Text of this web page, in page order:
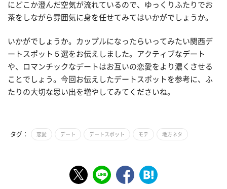
にどこか澄んだ空気が流れているので、ゆっくりふたりでお
茶をしながら雰囲気に身を任せてみてはいかがでしょうか。
いかがでしょうか。カップルになったらいってみたい関西デ
ートスポット５選をお伝えしました。アクティブなデート
や、ロマンチックなデートはお互いの恋愛をより濃くさせる
ことでしょう。今回お伝えしたデートスポットを参考に、ふ
たりの大切な思い出を増やしてみてくださいね。
タグ： 恋愛 デート デートスポット モテ 地方ネタ